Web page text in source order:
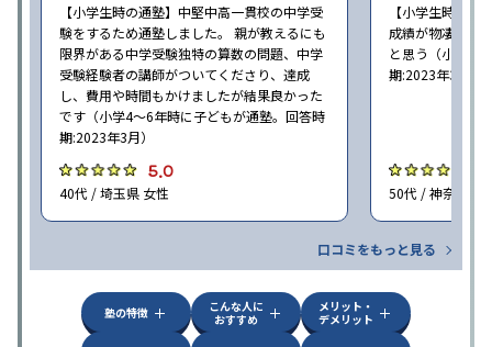
【小学生時の通塾】中堅中高一貫校の中学受
験をするため通塾しました。 親が教えるにも
限界がある中学受験独特の算数の問題、中学
受験経験者の講師がついてくださり、達成
し、費用や時間もかけましたが結果良かった
です（小学4〜6年時に子どもが通塾。回答時
期:2023年3月）
5.0
40代 / 埼玉県 女性
【小学生時の通
成績が物凄く悪
と思う（小学6
期:2023年3月）
50代 / 神奈川県
口コミをもっと見る
塾の特徴
こんな人に
おすすめ
メリット・
デメリット